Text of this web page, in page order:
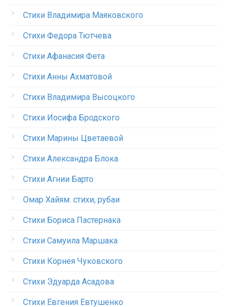
Стихи Владимира Маяковского
Стихи Федора Тютчева
Стихи Афанасия Фета
Стихи Анны Ахматовой
Стихи Владимира Высоцкого
Стихи Иосифа Бродского
Стихи Марины Цветаевой
Стихи Александра Блока
Стихи Агнии Барто
Омар Хайям: стихи, рубаи
Стихи Бориса Пастернака
Стихи Самуила Маршака
Стихи Корнея Чуковского
Стихи Эдуарда Асадова
Стихи Евгения Евтушенко